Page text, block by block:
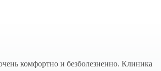
комфортно и безболезненно. Клиника